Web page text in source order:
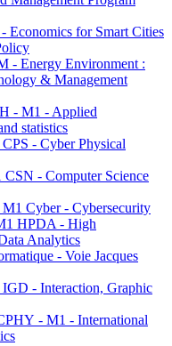
Economics for Smart Cities
- Energy Environment :
& Management
- M1 - Applied
statistics
- Cyber Physical
- Computer Science
Cyber - Cybersecurity
HPDA - High
Analytics
- Voie Jacques
- Interaction, Graphic
- M1 - International